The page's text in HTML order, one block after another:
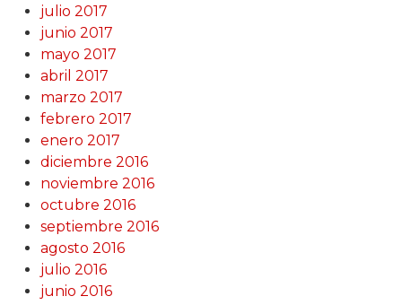
julio 2017
junio 2017
mayo 2017
abril 2017
marzo 2017
febrero 2017
enero 2017
diciembre 2016
noviembre 2016
octubre 2016
septiembre 2016
agosto 2016
julio 2016
junio 2016